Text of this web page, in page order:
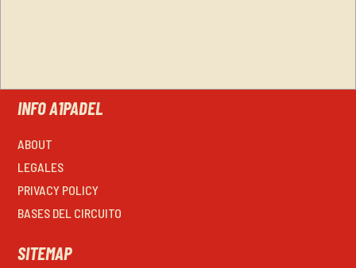
INFO A1PADEL
ABOUT
LEGALES
PRIVACY POLICY
BASES DEL CIRCUITO
SITEMAP